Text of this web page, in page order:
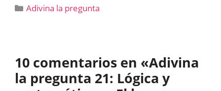
Categorías
Adivina la pregunta
10 comentarios en «Adivina
la pregunta 21: Lógica y